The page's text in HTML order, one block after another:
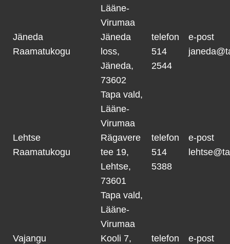
Lääne-
Virumaa
Jäneda
Raamatukogu
Jäneda
loss,
Jäneda,
73602
Tapa vald,
Lääne-
Virumaa
telefon
514
2544
e-post
Lehtse
Raamatukogu
Rägavere
tee 19,
Lehtse,
73601
Tapa vald,
Lääne-
Virumaa
telefon
514
5388
e-post
Vajangu
Kooli 7,
telefon
e-post